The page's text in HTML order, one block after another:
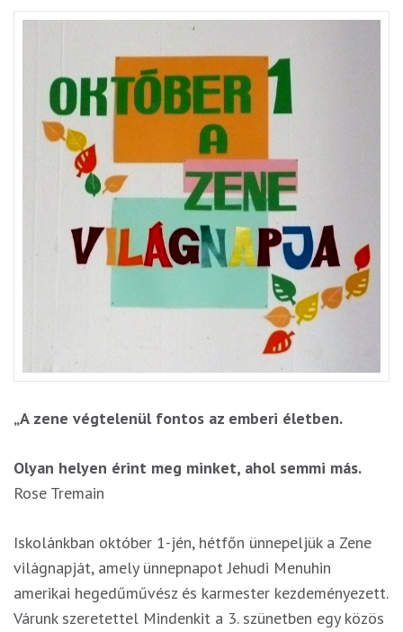
„A zene végtelenül fontos az emberi életben.
Olyan helyen érint meg minket, ahol semmi más.
Rose Tremain
Iskolánkban október 1-jén, hétfőn ünnepeljük a Zene
világnapját, amely ünnepnapot Jehudi Menuhin
amerikai hegedűművész és karmester kezdeményezett.
Várunk szeretettel Mindenkit a 3. szünetben egy közös